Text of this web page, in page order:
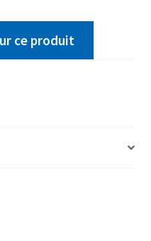
ce produit